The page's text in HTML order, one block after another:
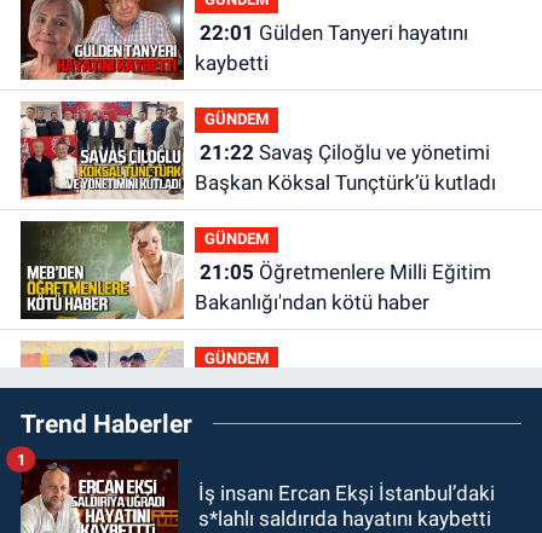
22:01
kaybetti
GÜNDEM
21:22Savaş Çiloğlu ve yönetimi
Başkan Köksal Tunçtürk’ü kutladı
GÜNDEM
21:05
Bakanlığı'ndan kötü haber
GÜNDEM
19:34Zonguldakspor Bolu'da 3
hazırlık maçı oynayacak... İşte
19:27
Trend Haberler
İş insanı Ercan Ekşi İstanbul’daki
s*lahlı saldırıda hayatını kaybetti
1